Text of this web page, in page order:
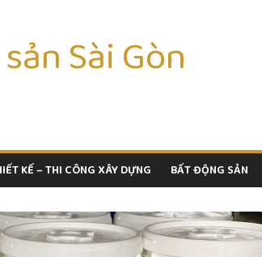
Sài Gòn
KẾ – THI CÔNG XÂY DỰNG BẤT ĐỘNG SẢN